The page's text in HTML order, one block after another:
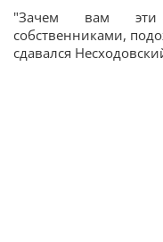
"Зачем вам эти
собственниками,
сдавался